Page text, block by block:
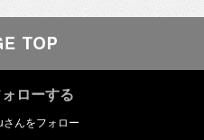
ローする